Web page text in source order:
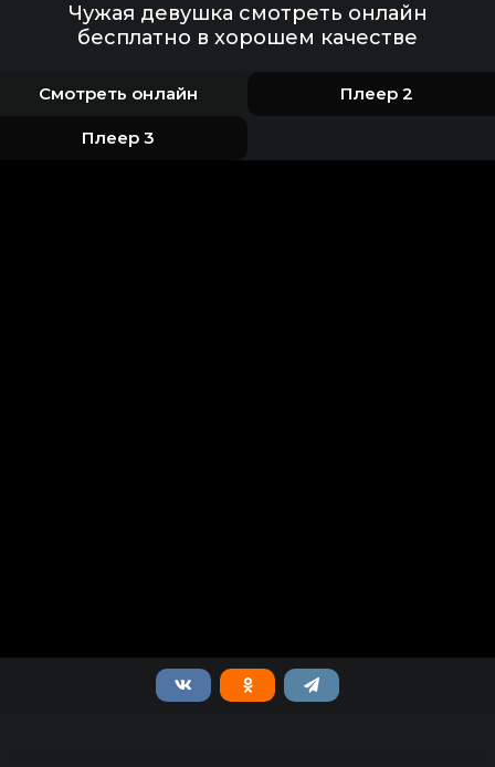
Чужая девушка смотреть онлайн
бесплатно в хорошем качестве
Смотреть онлайн Плеер 2
Плеер 3